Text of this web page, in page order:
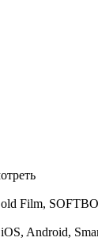
Film,
Android,